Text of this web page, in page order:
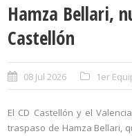
Hamza Bellari,
Castellón
08 Jul 2026 1er
El CD Castellón y el
traspaso de Hamza Bellari,